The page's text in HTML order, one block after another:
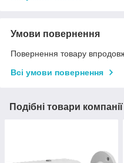
Умови повернення
Повернення товару
Всі умови повернення
Подібні товари компанії